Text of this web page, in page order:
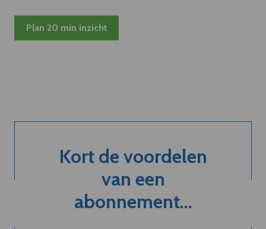
Plan 20 min inzicht
Kort de voordelen
van een
abonnement...